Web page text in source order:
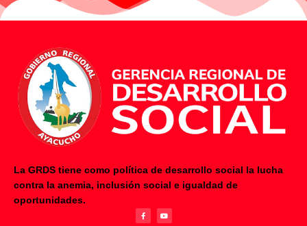
La GRDS tiene como política de desarrollo social la lucha
contra la anemia, inclusión social e igualdad de
oportunidades.
c
e
u
t